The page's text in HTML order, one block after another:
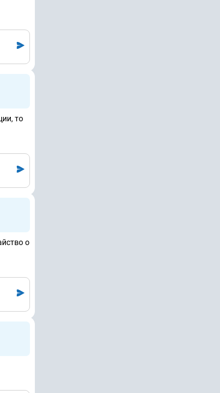
то
о